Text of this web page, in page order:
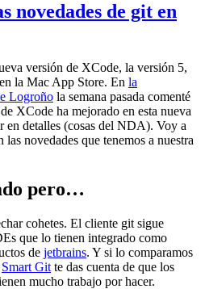
novedades de git en
versión de XCode, la versión 5,
la Mac App Store. En la
Logroño la semana pasada comenté
XCode ha mejorado en esta nueva
en detalles (cosas del NDA). Voy a
las novedades que tenemos a nuestra
pero…
cohetes. El cliente git sigue
que lo tienen integrado como
de jetbrains. Y si lo comparamos
Smart Git te das cuenta de que los
mucho trabajo por hacer.